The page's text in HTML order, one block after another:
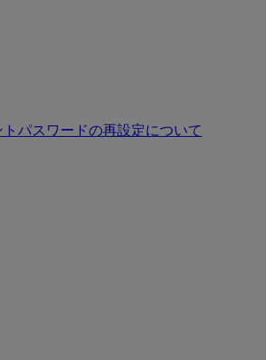
トパスワードの再設定について